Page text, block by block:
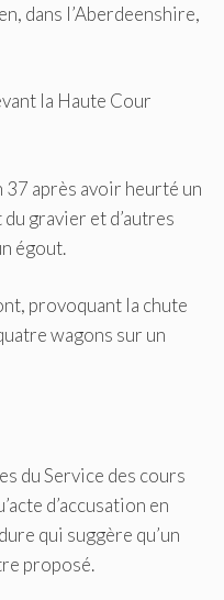
dans l’Aberdeenshire,
la Haute Cour
37 après avoir heurté un
gravier et d’autres
égout.
provoquant la chute
wagons sur un
du Service des cours
d’accusation en
qui suggère qu’un
proposé.